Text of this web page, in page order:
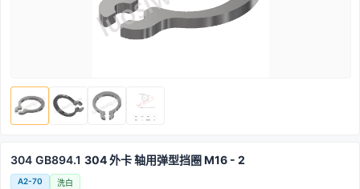
304 GB894.1 304 外卡 轴用弹型挡圈 M16 - 2
A2-70 洗白